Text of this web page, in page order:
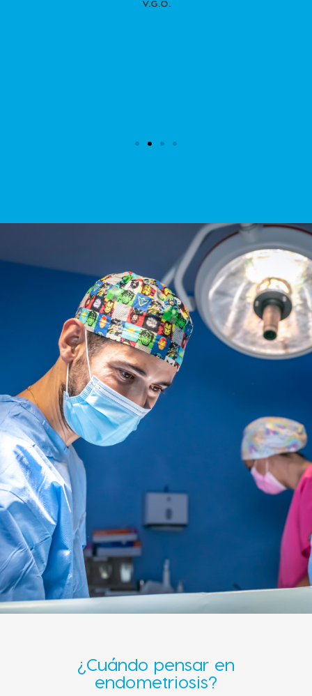
V.G.O.
¿Cuándo pensar en
endometriosis?